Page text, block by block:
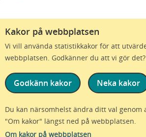
Kakor på webbplatsen
Vi vill använda statistikkakor för att
webbplatsen. Godkänner du att vi gör det?
Godkänn kakor Neka kakor
Du kan närsomhelst ändra ditt val genom
"Om kakor" längst ned på webbplatsen.
Om kakor på webbplatsen
Ärftlig blindhet kan botas med ny
Bättre epilepsidiagnostik - med
som ledtråd
smärtsam överrörlighet till
universitetssjukhus
Vi är en del av Region
© Region Skåne - Alla rättigheter förbehållna -